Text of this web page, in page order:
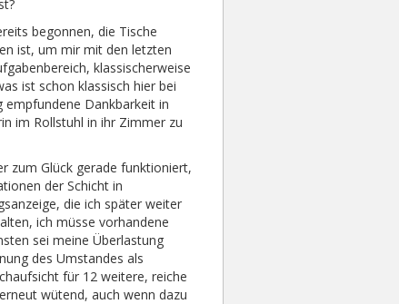
begonnen, die Tische
ist, um mir mit den letzten
klassischerweise
ist schon klassisch hier bei
empfundene Dankbarkeit in
im Rollstuhl in ihr Zimmer zu
zum Glück gerade funktioniert,
der Schicht in
die ich später weiter
ich müsse vorhandene
sei meine Überlastung
des Umstandes als
für 12 weitere, reiche
wütend, auch wenn dazu